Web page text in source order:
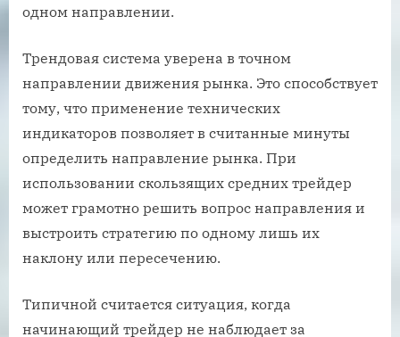
одном направлении.
Трендовая система уверена в точном
направлении движения рынка. Это способствует
тому, что применение технических
индикаторов позволяет в считанные минуты
определить направление рынка. При
использовании скользящих средних трейдер
может грамотно решить вопрос направления и
выстроить стратегию по одному лишь их
наклону или пересечению.
Типичной считается ситуация, когда
начинающий трейдер не наблюдает за